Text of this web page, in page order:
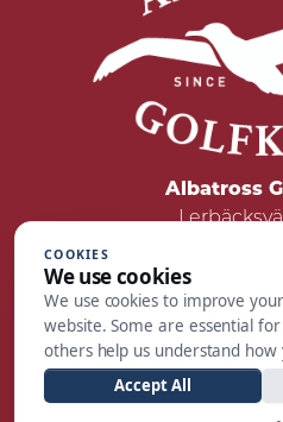
Albatross
Tel: 031 -
Mail:
COOKIES
We use cookies
We use cookies to improve
website. Some are essential
others help us understand how
Accept All